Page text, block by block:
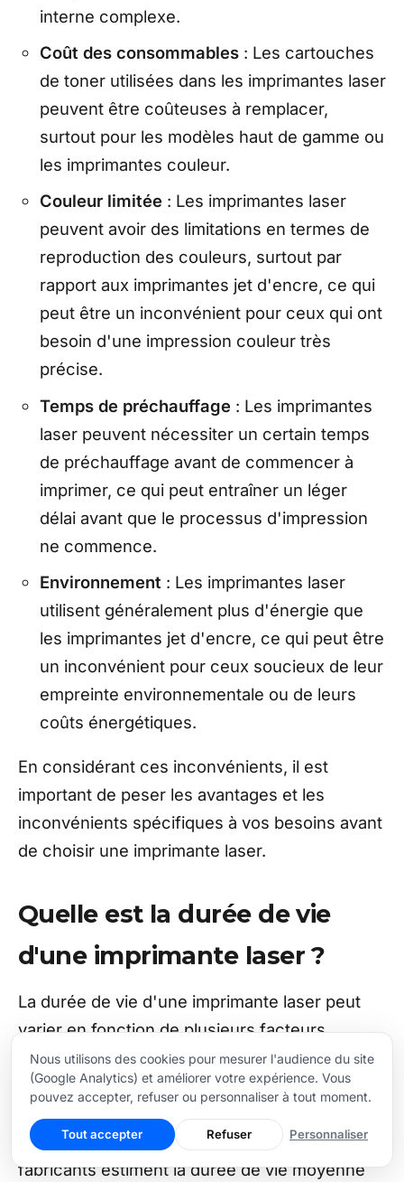
interne complexe.
Coût des consommables : Les cartouches
de toner utilisées dans les imprimantes laser
peuvent être coûteuses à remplacer,
surtout pour les modèles haut de gamme ou
les imprimantes couleur.
Couleur limitée : Les imprimantes laser
peuvent avoir des limitations en termes de
reproduction des couleurs, surtout par
rapport aux imprimantes jet d'encre, ce qui
peut être un inconvénient pour ceux qui ont
besoin d'une impression couleur très
précise.
Temps de préchauffage : Les imprimantes
laser peuvent nécessiter un certain temps
de préchauffage avant de commencer à
imprimer, ce qui peut entraîner un léger
délai avant que le processus d'impression
ne commence.
Environnement : Les imprimantes laser
utilisent généralement plus d'énergie que
les imprimantes jet d'encre, ce qui peut être
un inconvénient pour ceux soucieux de leur
empreinte environnementale ou de leurs
coûts énergétiques.
En considérant ces inconvénients, il est
important de peser les avantages et les
inconvénients spécifiques à vos besoins avant
de choisir une imprimante laser.
Quelle est la durée de vie
d'une imprimante laser ?
La durée de vie d'une imprimante laser peut
varier en fonction de plusieurs facteurs,
notamment la marque et le modèle de
l'imprimante, la fréquence et le volume
de soin apporté à l'appareil. En général, les
fabricants estiment la durée de vie moyenne
Nous utilisons des cookies pour mesurer l'audience du site
(Google Analytics) et améliorer votre expérience. Vous
pouvez accepter, refuser ou personnaliser à tout moment.
Tout accepter Refuser Personnaliser